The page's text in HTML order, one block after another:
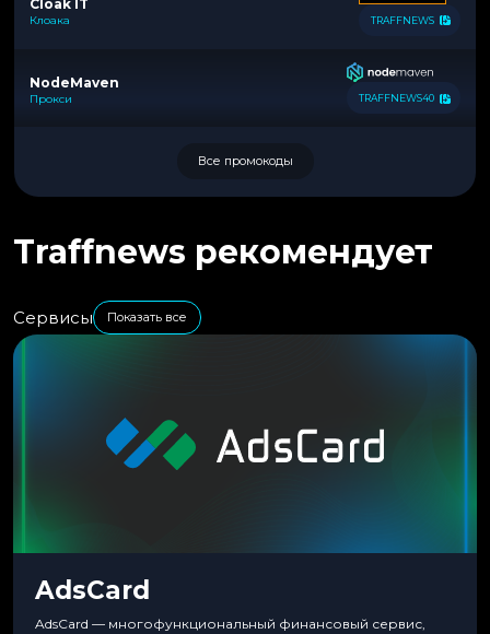
Cloak IT
Клоака TRAFFNEWS
NodeMaven
Прокси TRAFFNEWS40
Все промокоды
Traffnews рекомендует
Сервисы Показать все
AdsCard
AdsCard — многофункциональный финансовый сервис,